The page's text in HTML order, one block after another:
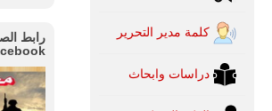
كلمة مدير التحرير
دراسات وابحاث
رابط